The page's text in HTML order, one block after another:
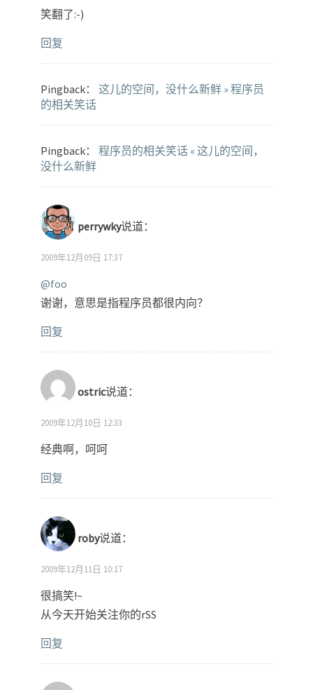
笑翻了:-)
回复
Pingback： 这儿的空间，没什么新鲜 » 程序员
的相关笑话
Pingback： 程序员的相关笑话 « 这儿的空间，
没什么新鲜
perrywky说道：
2009年12月09日 17:37
@foo
谢谢，意思是指程序员都很内向？
回复
ostric说道：
2009年12月10日 12:33
经典啊，呵呵
回复
roby说道：
2009年12月11日 10:17
很搞笑!~
从今天开始关注你的rSS
回复